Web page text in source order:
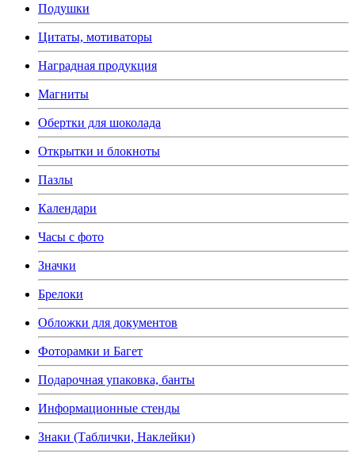
Подушки
Цитаты, мотиваторы
Наградная продукция
Магниты
Обертки для шоколада
Открытки и блокноты
Пазлы
Календари
Часы с фото
Значки
Брелоки
Обложки для документов
Фоторамки и Багет
Подарочная упаковка, банты
Информационные стенды
Знаки (Таблички, Наклейки)